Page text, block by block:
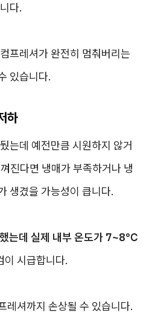
다.
프레셔가 완전히 멈춰버리는
있습니다.
하
는데 예전만큼 시원하지 않거
진다면 냉매가 부족하거나 냉
생겼을 가능성이 큽니다.
는데 실제 내부 온도가 7~8℃
이 시급합니다.
레셔까지 손상될 수 있습니다.